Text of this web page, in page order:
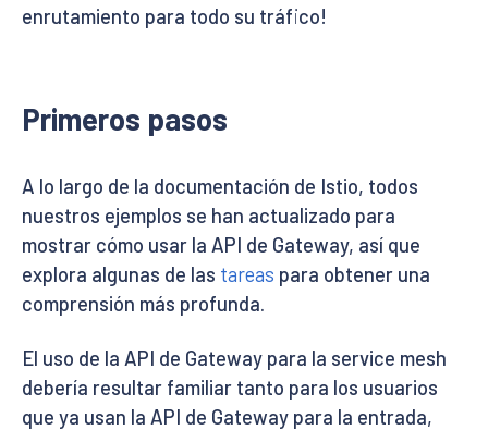
enrutamiento para todo su tráfico!
Primeros pasos
A lo largo de la documentación de Istio, todos
nuestros ejemplos se han actualizado para
mostrar cómo usar la API de Gateway, así que
explora algunas de las tareas para obtener una
comprensión más profunda.
El uso de la API de Gateway para la service mesh
debería resultar familiar tanto para los usuarios
que ya usan la API de Gateway para la entrada,